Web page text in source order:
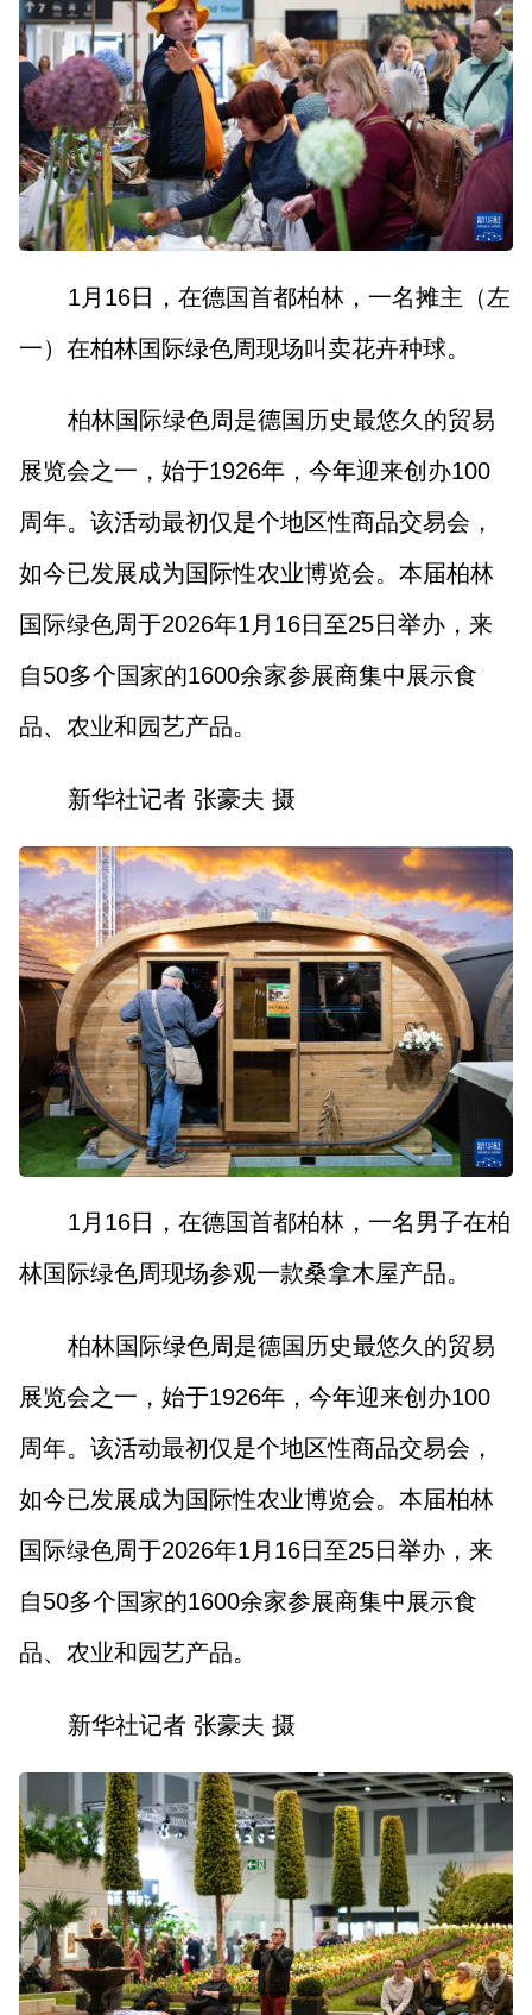
1月16日，在德国首都柏林，一名摊主（左
一）在柏林国际绿色周现场叫卖花卉种球。
柏林国际绿色周是德国历史最悠久的贸易
展览会之一，始于1926年，今年迎来创办100
周年。该活动最初仅是个地区性商品交易会，
如今已发展成为国际性农业博览会。本届柏林
国际绿色周于2026年1月16日至25日举办，来
自50多个国家的1600余家参展商集中展示食
品、农业和园艺产品。
新华社记者 张豪夫 摄
1月16日，在德国首都柏林，一名男子在柏
林国际绿色周现场参观一款桑拿木屋产品。
柏林国际绿色周是德国历史最悠久的贸易
展览会之一，始于1926年，今年迎来创办100
周年。该活动最初仅是个地区性商品交易会，
如今已发展成为国际性农业博览会。本届柏林
国际绿色周于2026年1月16日至25日举办，来
自50多个国家的1600余家参展商集中展示食
品、农业和园艺产品。
新华社记者 张豪夫 摄